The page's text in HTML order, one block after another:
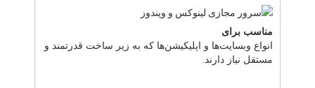
مناسب برای
انواع وبسایت‌ها و اپلیکیشن‌ها که به زیر ساخت قدرتمند و
مستقل نیاز دارند.